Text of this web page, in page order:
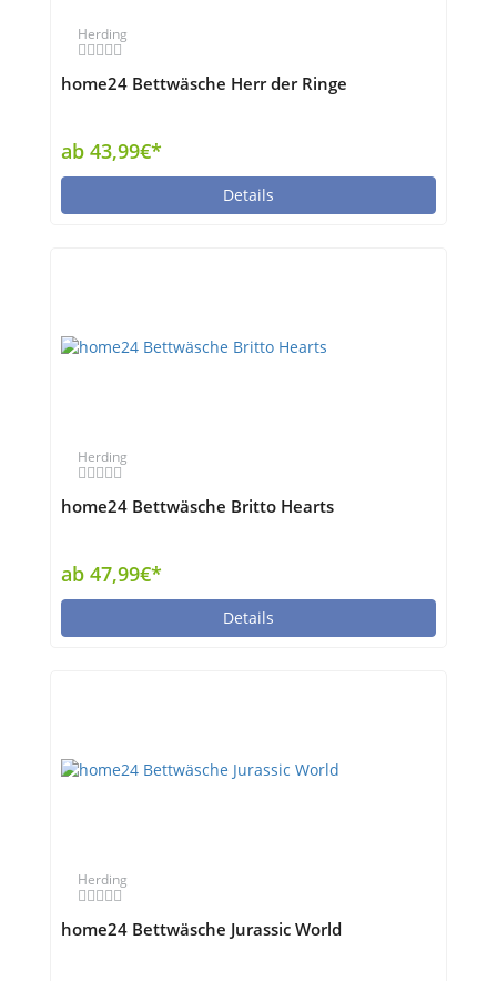
Herding
home24 Bettwäsche Herr der Ringe
ab 43,99€*
Details
Herding
home24 Bettwäsche Britto Hearts
ab 47,99€*
Details
Herding
home24 Bettwäsche Jurassic World